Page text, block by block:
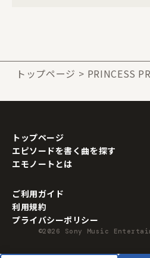
トップページ PRINCESS
トップページ
エピソードを書く曲を探す
エモノートとは
ご利用ガイド
利用規約
プライバシーポリシー
©2026 Sony Music